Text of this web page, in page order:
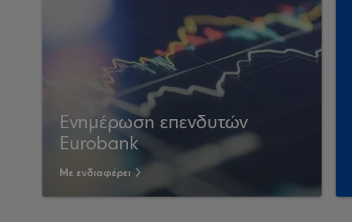
Ενημέρωση επενδυτών
Eurobank
Με ενδιαφέρει